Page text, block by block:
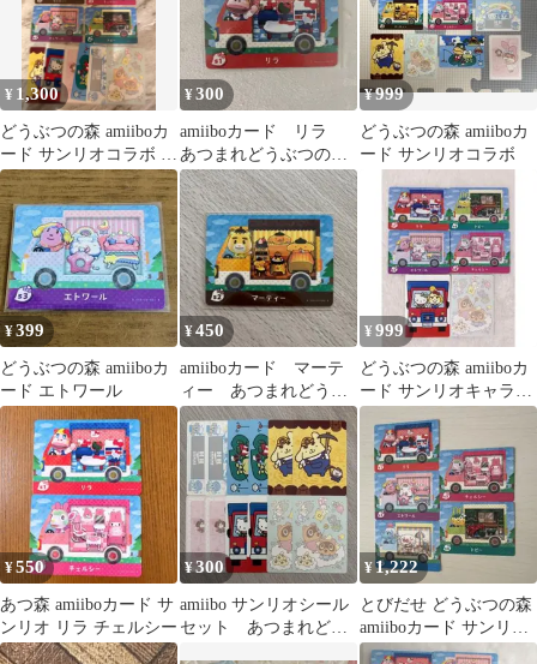
¥ 1,300
どうぶつの森 amiiboカ
ード サンリオコラボ 6
枚セット
¥300
amiiboカード リラ
あつまれどうぶつの
森 サンリオ
¥999
どうぶつの森 amiiboカ
ード サンリオコラボ
¥399
どうぶつの森 amiiboカ
ード エトワール
¥450
amiiboカード マーテ
ィー あつまれどうぶ
つの森 サンリオ
¥ 999
どうぶつの森 amiiboカ
ード サンリオキャラク
ターズ まとめ売り
¥550
あつ森 amiiboカード サ
ンリオ リラ チェルシー
¥300
amiibo サンリオシール
セット あつまれどう
¥1,222
とびだせ どうぶつの森
amiiboカード サンリオ
5枚セット